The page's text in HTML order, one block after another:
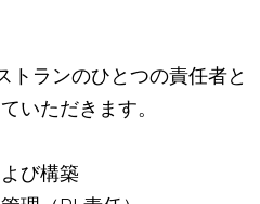
トランのひとつの責任者と
いただきます。
び構築